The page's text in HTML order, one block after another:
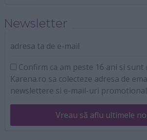
Newsletter
adresa ta de e-mail
Confirm ca am peste 16 ani si sunt
Karena.ro sa colecteze adresa de
newslettere si e-mail-uri
Vreau să aflu ultimele